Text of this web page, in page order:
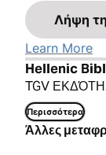
Λήψη
Learn More
Hellenic
TGV
Περισσότερα
Άλλες